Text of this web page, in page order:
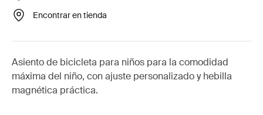
Encontrar en tienda
Asiento de bicicleta para niños para la comodidad
máxima del niño, con ajuste personalizado y hebilla
magnética práctica.